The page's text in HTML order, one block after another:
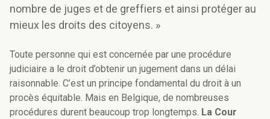
nombre de juges et de greffiers et ainsi protéger au
mieux les droits des citoyens. »
Toute personne qui est concernée par une procédure
judiciaire a le droit d’obtenir un jugement dans un délai
raisonnable. C’est un principe fondamental du droit à un
procès équitable. Mais en Belgique, de nombreuses
procédures durent beaucoup trop longtemps. La Cour